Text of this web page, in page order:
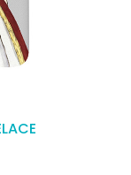
era: 39.90€.
actual es: